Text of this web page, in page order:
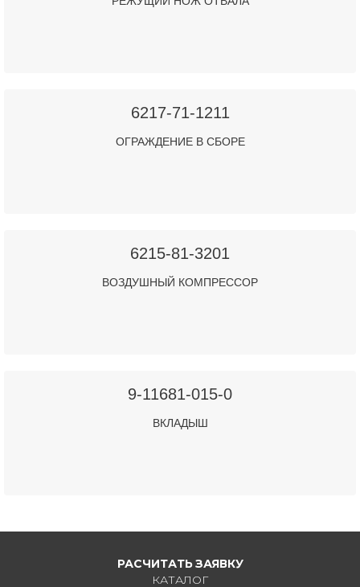
6217-71-1211
ОГРАЖДЕНИЕ В СБОРЕ
6215-81-3201
ВОЗДУШНЫЙ КОМПРЕССОР
9-11681-015-0
ВКЛАДЫШ
РАСЧИТАТЬ ЗАЯВКУ
КАТАЛОГ